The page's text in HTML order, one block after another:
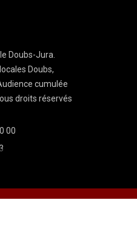
Doubs-Jura.
Doubs,
cumulée
droits réservés
00